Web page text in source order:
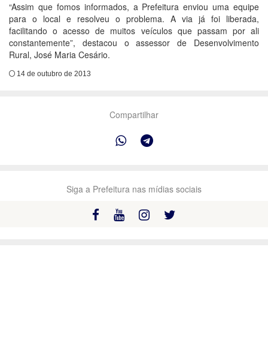
“Assim que fomos informados, a Prefeitura enviou uma equipe
para o local e resolveu o problema. A via já foi liberada,
facilitando o acesso de muitos veículos que passam por ali
constantemente”, destacou o assessor de Desenvolvimento
Rural, José Maria Cesário.
14 de outubro de 2013
Compartilhar
Siga a Prefeitura nas mídias sociais